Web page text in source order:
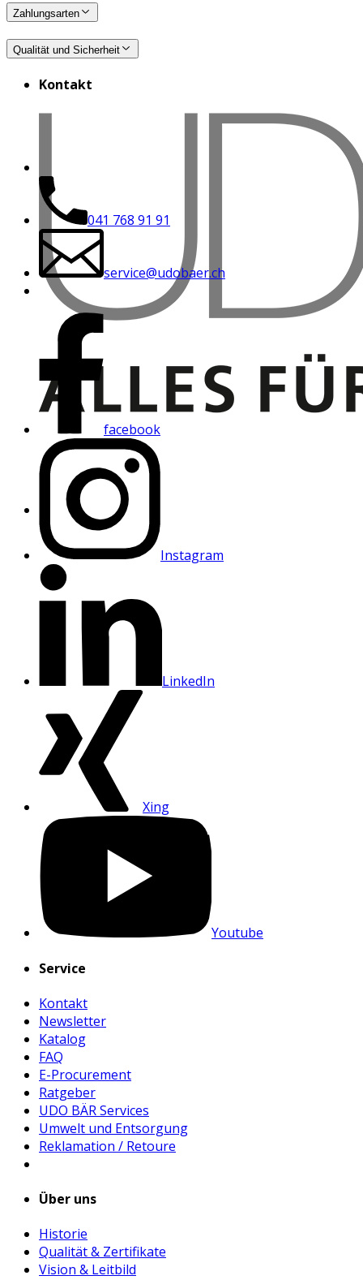
Zahlungsarten
Qualität und Sicherheit
Kontakt
041 768 91 91
service@udobaer.ch
facebook
Instagram
LinkedIn
Xing
Youtube
Service
Kontakt
Newsletter
Katalog
FAQ
E-Procurement
Ratgeber
UDO BÄR Services
Umwelt und Entsorgung
Reklamation / Retoure
Über uns
Historie
Qualität & Zertifikate
Vision & Leitbild